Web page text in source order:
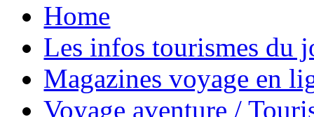
Home
Les infos tourismes du
Magazines voyage en
Voyage aventure /